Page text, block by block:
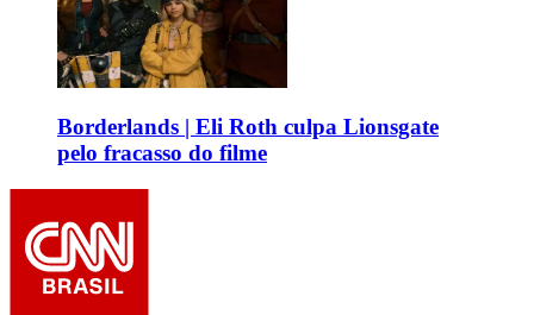
Borderlands | Eli Roth culpa Lionsgate
pelo fracasso do filme